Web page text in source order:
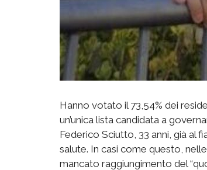
Hanno votato il 73,54% dei
un’unica lista candidata a
Federico Sciutto, 33 anni, già al
salute. In casi come questo,
mancato raggiungimento del